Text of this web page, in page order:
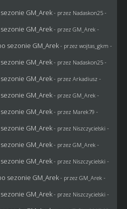
GM_Arek - przez Nadaskon25-
GM_Arek - przez GM_Arek -
sezonie GM_Arek - przez wojtas_gkm -
GM_Arek - przez Nadaskon25-
GM_Arek - przez Arkadiusz -
GM_Arek - przez GM_Arek -
GM_Arek - przez Marek79 -
GM_Arek - przez Niszczycielski -
GM_Arek - przez GM_Arek -
GM_Arek - przez Niszczycielski -
sezonie GM_Arek - przez GM_Arek -
GM_Arek - przez Niszczycielski -